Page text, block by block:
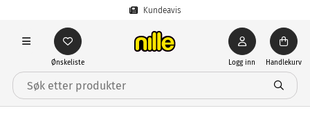
Kundeavis
Ønskeliste Logg inn Handlekurv